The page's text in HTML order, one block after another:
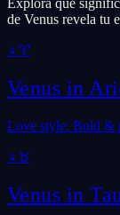
de Venus revela tu
♀♈
Venus in
Love style: Bold &
♀ ♉
Venus in